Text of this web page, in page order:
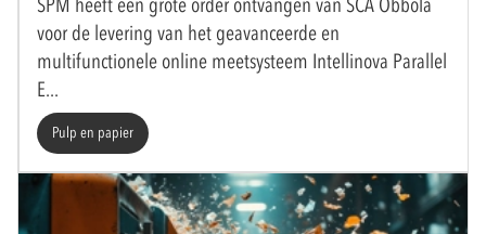
SPM heeft een grote order ontvangen van SCA Obbola
voor de levering van het geavanceerde en
multifunctionele online meetsysteem Intellinova Parallel
E
Pulp en papier